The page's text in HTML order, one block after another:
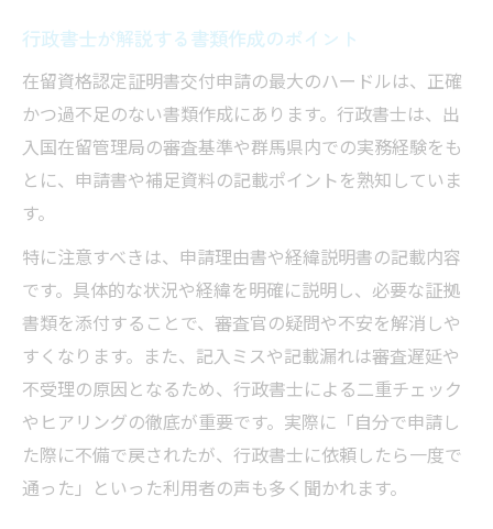
行政書士が解説する書類作成のポイント
在留資格認定証明書交付申請の最大のハードルは、正確
かつ過不足のない書類作成にあります。行政書士は、出
入国在留管理局の審査基準や群馬県内での実務経験をも
とに、申請書や補足資料の記載ポイントを熟知していま
す。
特に注意すべきは、申請理由書や経緯説明書の記載内容
です。具体的な状況や経緯を明確に説明し、必要な証拠
書類を添付することで、審査官の疑問や不安を解消しや
すくなります。また、記入ミスや記載漏れは審査遅延や
不受理の原因となるため、行政書士による二重チェック
やヒアリングの徹底が重要です。実際に「自分で申請し
た際に不備で戻されたが、行政書士に依頼したら一度で
通った」といった利用者の声も多く聞かれます。